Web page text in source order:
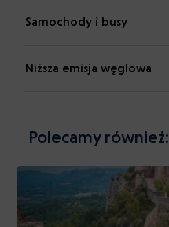
Samochody i busy
Niższa emisja węglowa
Polecamy również: